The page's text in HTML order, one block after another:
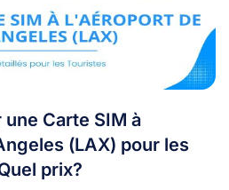
Carte SIM à
(LAX) pour les
prix?